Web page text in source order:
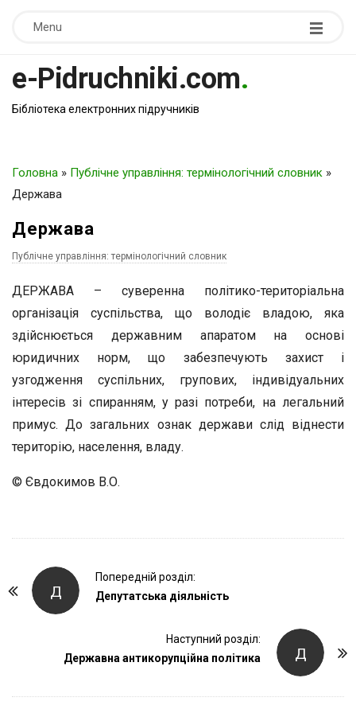
Menu
e-Pidruchniki.com.
Бібліотека електронних підручників
Головна » Публічне управління: термінологічний словник »
Держава
Держава
Публічне управління: термінологічний словник
ДЕРЖАВА – суверенна політико-територіальна
організація суспільства, що володіє владою, яка
здійснюється державним апаратом на основі
юридичних норм, що забезпечують захист і
узгодження суспільних, групових, індивідуальних
інтересів зі спиранням, у разі потреби, на легальний
примус. До загальних ознак держави слід віднести
територію, населення, владу.
© Євдокимов В.О.
Д
Попередній розділ:
Депутатська діяльність
Д
Наступний розділ:
Державна антикорупційна політика